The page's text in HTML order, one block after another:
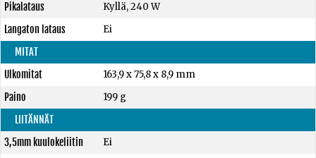
Pikalataus
Kyllä, 240 W
Langaton lataus
Ei
MITAT
Ulkomitat
163,9 x 75,8 x 8,9 mm
Paino
199 g
LIITÄNNÄT
3,5mm kuulokeliitin
Ei